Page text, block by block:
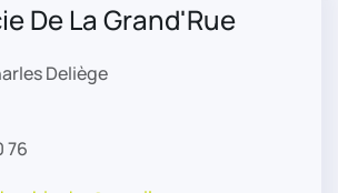
De La Grand'Rue
Deliège
76